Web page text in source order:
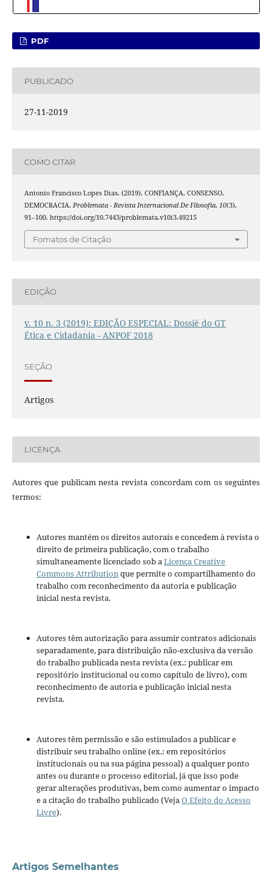
PDF
PUBLICADO
27-11-2019
COMO CITAR
Antonio Francisco Lopes Dias. (2019). CONFIANÇA, CONSENSO,
DEMOCRACIA. Problemata - Revista Internacional De Filosofia, 10(3),
91–100. https://doi.org/10.7443/problemata.v10i3.49215
Fomatos de Citação
EDIÇÃO
v. 10 n. 3 (2019): EDIÇÃO ESPECIAL: Dossiê do GT
Ética e Cidadania - ANPOF 2018
SEÇÃO
Artigos
LICENÇA
Autores que publicam nesta revista concordam com os seguintes
termos:
Autores mantém os direitos autorais e concedem à revista o
direito de primeira publicação, com o trabalho
simultaneamente licenciado sob aLicença Creative
Commons Attributionque permite o compartilhamento do
trabalho com reconhecimento da autoria e publicação
inicial nesta revista.
Autores têm autorização para assumir contratos adicionais
separadamente, para distribuição não-exclusiva da versão
do trabalho publicada nesta revista (ex.: publicar em
repositório institucional ou como capítulo de livro), com
reconhecimento de autoria e publicação inicial nesta
revista.
Autores têm permissão e são estimulados a publicar e
distribuir seu trabalho online (ex.: em repositórios
institucionais ou na sua página pessoal) a qualquer ponto
antes ou durante o processo editorial, já que isso pode
gerar alterações produtivas, bem como aumentar o impacto
e a citação do trabalho publicado (VejaO Efeito do Acesso
Livre).
Artigos Semelhantes